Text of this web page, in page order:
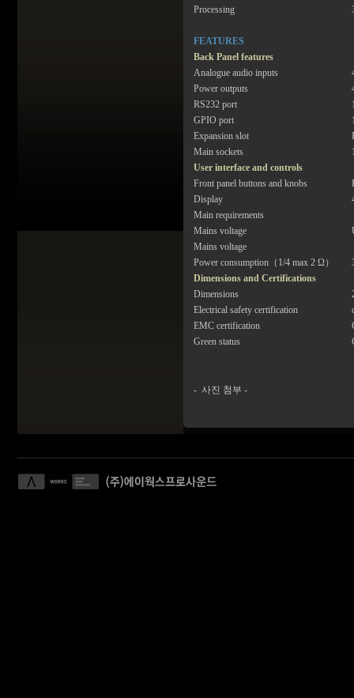
Processing
FEATURES
Back Panel features
Analogue audio inputs
Power outputs
RS232 port
GPIO port
Expansion slot
Main sockets
User interface and controls
Front panel buttons and knobs
Display
Main requirements
Mains voltage
Mains voltage
Power consumption（1/4 max 2 Ω）
Dimensions and Certifications
Dimensions
Electrical safety certification
EMC certification
Green status
- 사진 첨부 -